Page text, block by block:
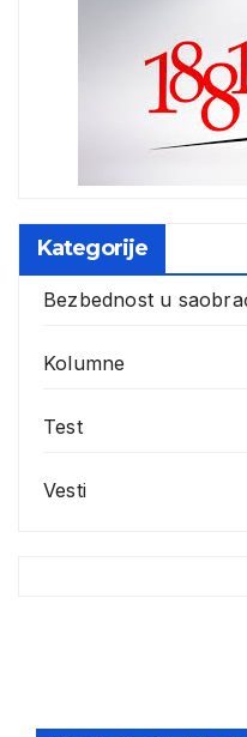
Kategorije
Bezbednost u
Kolumne
Test
Vesti